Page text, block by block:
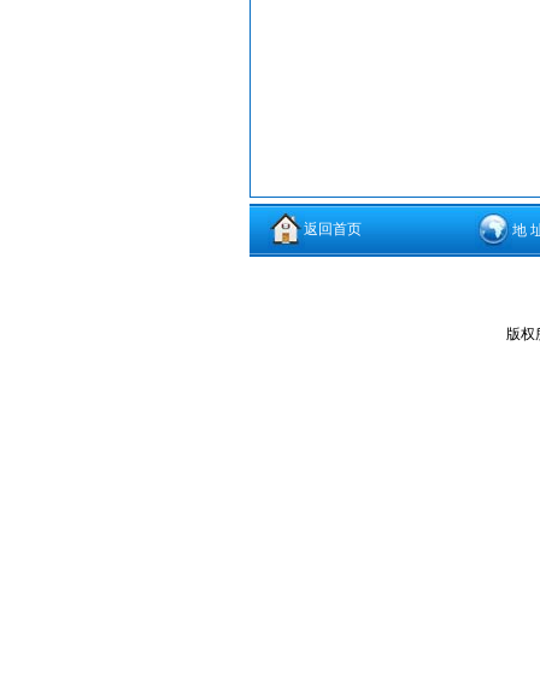
返回首页 地
版权